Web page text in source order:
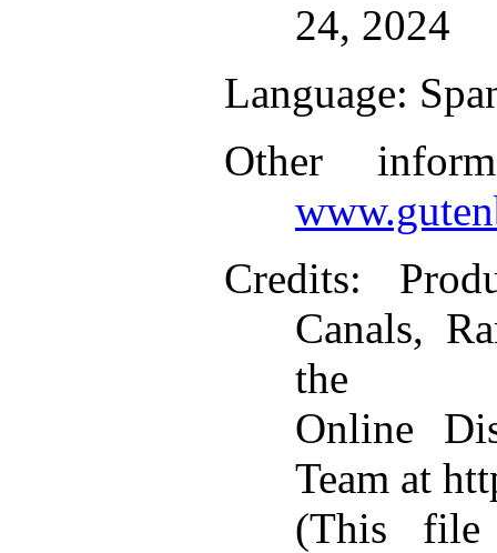
24, 2024
Language:
Other
Credits:
Canals,
the
Online
Team at
(This file